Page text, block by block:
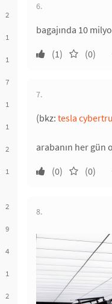
2
1
1
7
1
1
2
1
2
9
4
1
2
6.
bagajında 10
(1)
(0)
7.
(bkz: tesla
arabanın her gün
(0)
(0)
8.